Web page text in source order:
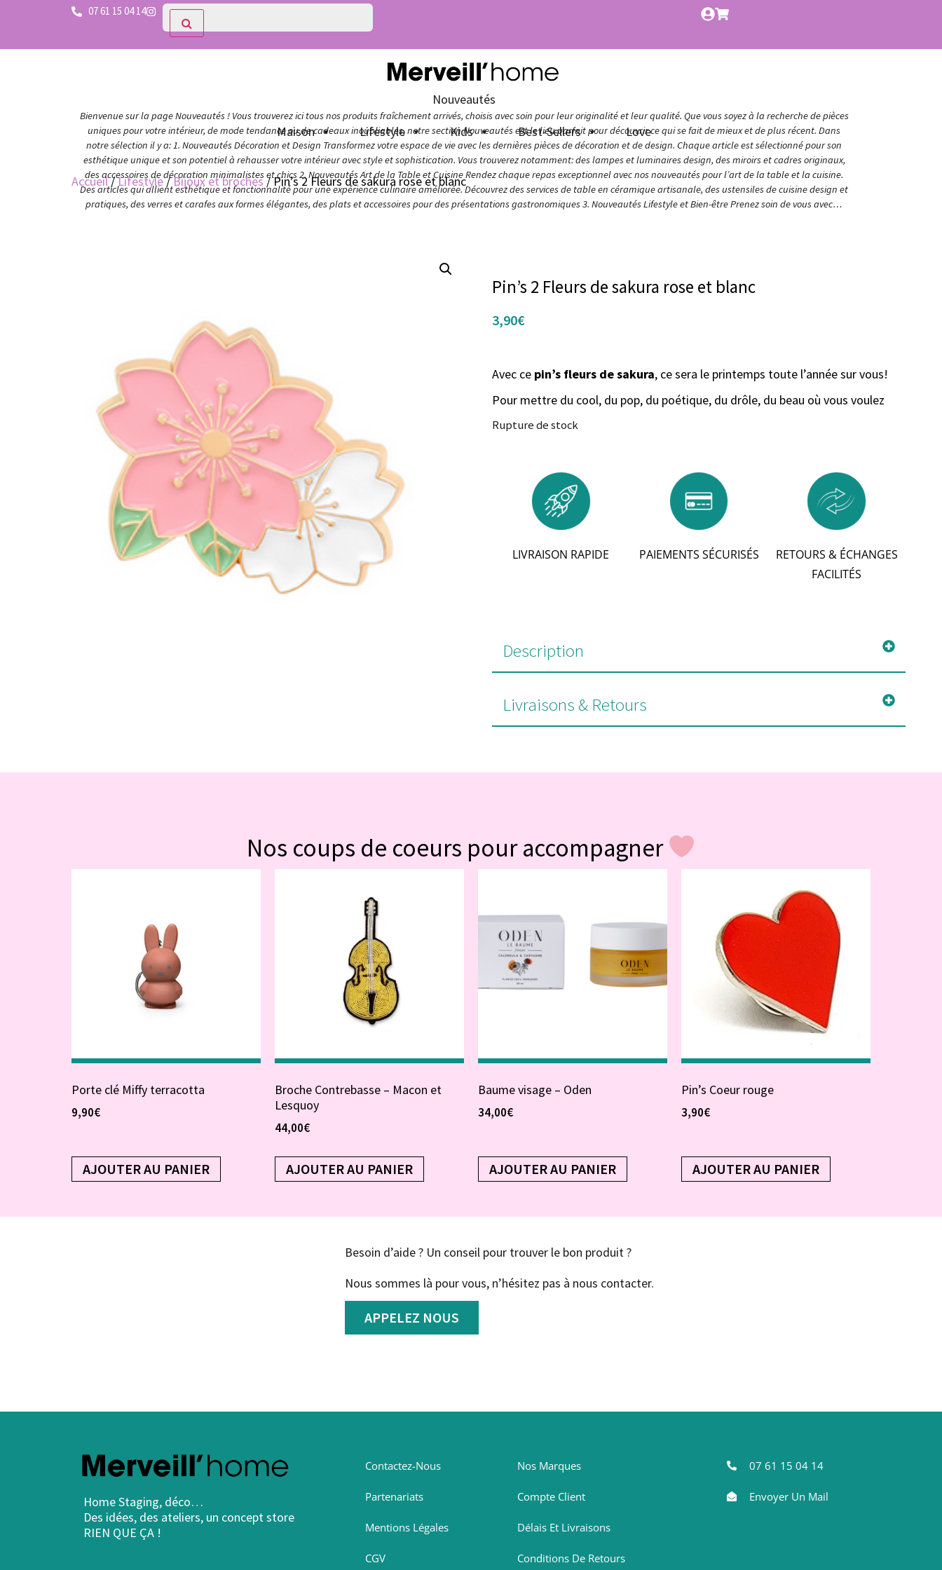
07 61 15 04 14
Nouveautés
Bienvenue sur la page Nouveautés ! Vous trouverez ici tous nos produits fraîchement arrivés, choisis avec soin pour leur originalité et leur qualité. Que vous soyez à la recherche de pièces
uniques pour votre intérieur, de mode tendance ou de cadeaux inoubliables, notre section Nouveautés est le lieu parfait pour découvrir ce qui se fait de mieux et de plus récent. Dans
notre sélection il y a: 1. Nouveautés Décoration et Design Transformez votre espace de vie avec les dernières pièces de décoration et de design. Chaque article est sélectionné pour son
esthétique unique et son potentiel à rehausser votre intérieur avec style et sophistication. Vous trouverez notamment: des lampes et luminaires design, des miroirs et cadres originaux,
des accessoires de décoration minimalistes et chics 2. Nouveautés Art de la Table et Cuisine Rendez chaque repas exceptionnel avec nos nouveautés pour l’art de la table et la cuisine.
Des articles qui allient esthétique et fonctionnalité pour une expérience culinaire améliorée. Découvrez des services de table en céramique artisanale, des ustensiles de cuisine design et
pratiques, des verres et carafes aux formes élégantes, des plats et accessoires pour des présentations gastronomiques 3. Nouveautés Lifestyle et Bien-être Prenez soin de vous avec…
Maison Lifestyle Kids Best-Sellers Love
Accueil/Lifestyle/Bijoux et broches/ Pin’s 2 Fleurs de sakura rose et blanc
Pin’s 2 Fleurs de sakura rose et blanc
3,90€
Avec ce pin’s fleurs de sakura, ce sera le printemps toute l’année sur vous!
Pour mettre du cool, du pop, du poétique, du drôle, du beau où vous voulez
Rupture de stock
LIVRAISON RAPIDE PAIEMENTS SÉCURISÉS
RETOURS & ÉCHANGES
FACILITÉS
Description
Livraisons & Retours
Nos coups de coeurs pour accompagner
Porte clé Miffy terracotta
9,90€
AJOUTER AU PANIER
Broche Contrebasse – Macon et
Lesquoy
44,00€
AJOUTER AU PANIER
Baume visage – Oden
34,00€
AJOUTER AU PANIER
Pin’s Coeur rouge
3,90€
AJOUTER AU PANIER
Besoin d’aide ? Un conseil pour trouver le bon produit ?
Nous sommes là pour vous, n’hésitez pas à nous contacter.
APPELEZ NOUS
Home Staging, déco…
Des idées, des ateliers, un concept store
RIEN QUE ÇA !
Contactez-Nous
Partenariats
Mentions Légales
CGV
Nos Marques
Compte Client
Délais Et Livraisons
Conditions De Retours
07 61 15 04 14
Envoyer Un Mail